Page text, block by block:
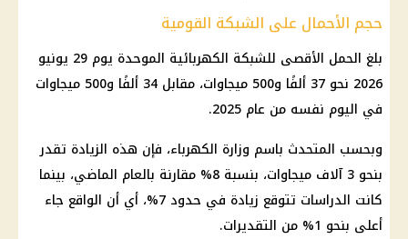
حجم الأحمال على الشبكة القومية
بلغ الحمل الأقصى للشبكة الكهربائية الموحدة يوم 29 يونيو
2026 نحو 37 ألفًا و500 ميجاوات، مقابل 34 ألفًا و500 ميجاوات
في اليوم نفسه من عام 2025.
وبحسب المتحدث باسم وزارة الكهرباء، فإن هذه الزيادة تقدر
بنحو 3 آلاف ميجاوات، بنسبة 8% مقارنة بالعام الماضي، بينما
كانت الدراسات تتوقع زيادة في حدود 7%، أي أن الواقع جاء
أعلى بنحو 1% من التقديرات.